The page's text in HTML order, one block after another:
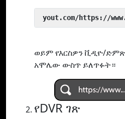
yout.com/https://
ወይም የእርስዎን ቪዲዮ/ድምጽ
አሞሌው ውስጥ ይለጥፉት።
የDVR ገጽ